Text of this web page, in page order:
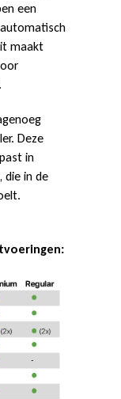
een
maakt
Deze
in
die in de